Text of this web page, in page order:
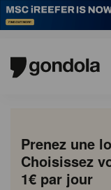
Prenez une
Choisissez
1€ par jour